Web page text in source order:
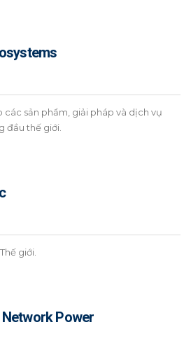
các sản phẩm, giải pháp và dịch vụ
đầu thế giới.
giới.
Power